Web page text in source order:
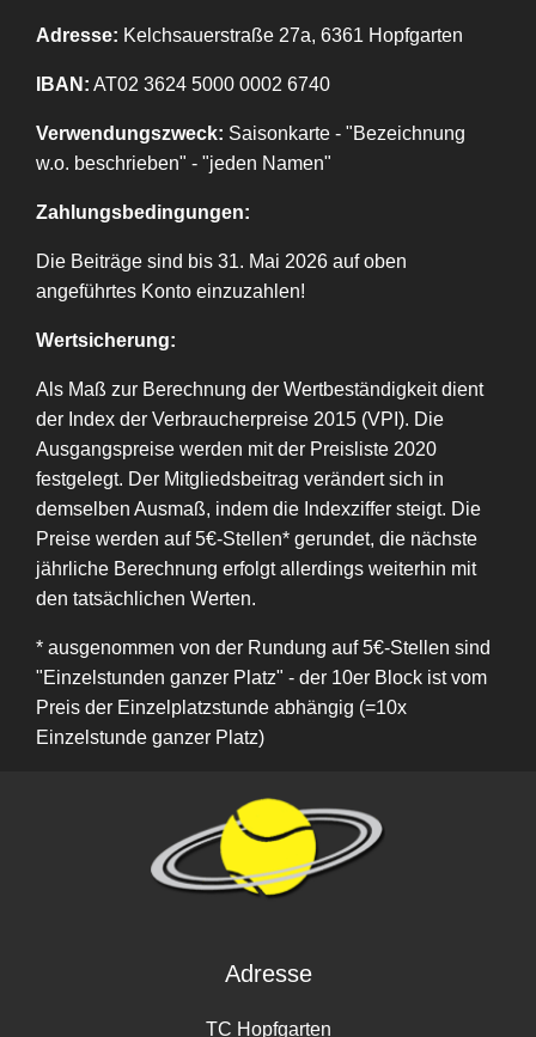
Adresse: Kelchsauerstraße 27a, 6361 Hopfgarten
IBAN: AT02 3624 5000 0002 6740
Verwendungszweck: Saisonkarte - "Bezeichnung
w.o. beschrieben" - "jeden Namen"
Zahlungsbedingungen:
Die Beiträge sind bis 31. Mai 2026 auf oben
angeführtes Konto einzuzahlen!
Wertsicherung:
Als Maß zur Berechnung der Wertbeständigkeit dient
der Index der Verbraucherpreise 2015 (VPI). Die
Ausgangspreise werden mit der Preisliste 2020
festgelegt. Der Mitgliedsbeitrag verändert sich in
demselben Ausmaß, indem die Indexziffer steigt. Die
Preise werden auf 5€-Stellen* gerundet, die nächste
jährliche Berechnung erfolgt allerdings weiterhin mit
den tatsächlichen Werten.
* ausgenommen von der Rundung auf 5€-Stellen sind
"Einzelstunden ganzer Platz" - der 10er Block ist vom
Preis der Einzelplatzstunde abhängig (=10x
Einzelstunde ganzer Platz)
Adresse
TC Hopfgarten